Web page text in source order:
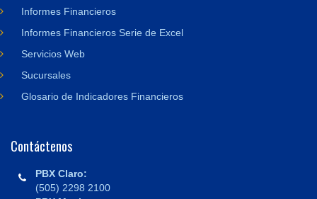
Informes Financieros
Informes Financieros Serie de Excel
Servicios Web
Sucursales
Glosario de Indicadores Financieros
Contáctenos
PBX Claro:
(505) 2298 2100